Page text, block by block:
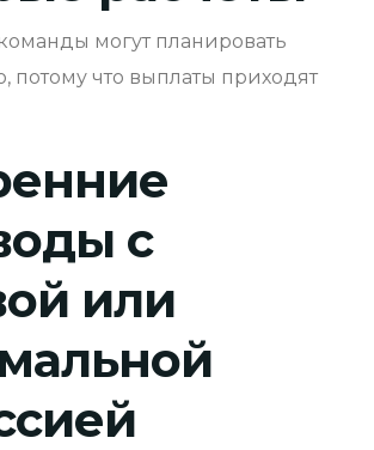
могут планировать
потому что выплаты приходят
с
или